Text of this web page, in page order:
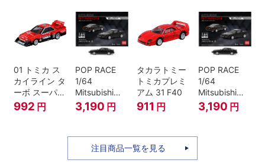
01 トミカ ス
カイライン タ
ーボ スーパー
シルエット
992 円
POP RACE
1/64
Mitsubishi
Starion Black
3,190 円
タカラトミー
トミカプレミ
アム 31 F40
911 円
POP RACE
1/64
Mitsubishi
Starion Black
3,190 円
注目商品一覧を見る